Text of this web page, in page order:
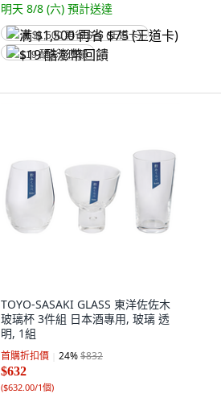
明天 8/8 (六) 預計送達
满 $1,500 再省 $75 (王道卡)
$19 酷澎幣回饋
TOYO-SASAKI GLASS 東洋佐佐木
玻璃杯 3件組 日本酒專用, 玻璃 透
明, 1組
首購折扣價 24%$832
$632
($632.00/1個)